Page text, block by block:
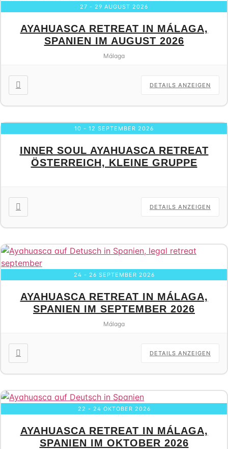
27 - 29 AUGUST 2026
AYAHUASCA RETREAT IN MÁLAGA,
SPANIEN IM AUGUST 2026
Málaga
DETAILS ANZEIGEN
10 - 12 SEPTEMBER 2026
INNER SOUL AYAHUASCA RETREAT
ÖSTERREICH, KLEINE GRUPPE
DETAILS ANZEIGEN
24 - 26 SEPTEMBER 2026
AYAHUASCA RETREAT IN MÁLAGA,
SPANIEN IM SEPTEMBER 2026
Málaga
DETAILS ANZEIGEN
22 - 24 OKTOBER 2026
AYAHUASCA RETREAT IN MÁLAGA,
SPANIEN IM OKTOBER 2026